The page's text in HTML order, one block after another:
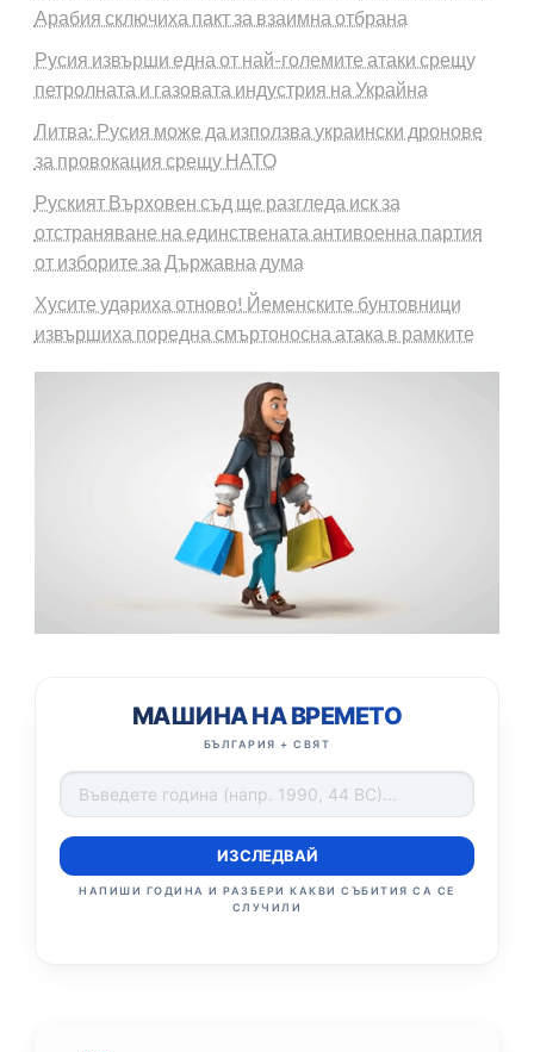
Арабия сключиха пакт за взаимна отбрана
Русия извърши една от най-големите атаки срещу
петролната и газовата индустрия на Украйна
Литва: Русия може да използва украински дронове
за провокация срещу НАТО
Руският Върховен съд ще разгледа иск за
отстраняване на единствената антивоенна партия
от изборите за Държавна дума
Хусите удариха отново! Йеменските бунтовници
извършиха поредна смъртоносна атака в рамките
МАШИНА НА ВРЕМЕТО
БЪЛГАРИЯ + СВЯТ
ИЗСЛЕДВАЙ
НАПИШИ ГОДИНА И РАЗБЕРИ КАКВИ СЪБИТИЯ СА СЕ
СЛУЧИЛИ